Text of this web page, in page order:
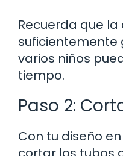
Recuerda que
varios niños
tiempo.
Paso 2:
Con tu diseño